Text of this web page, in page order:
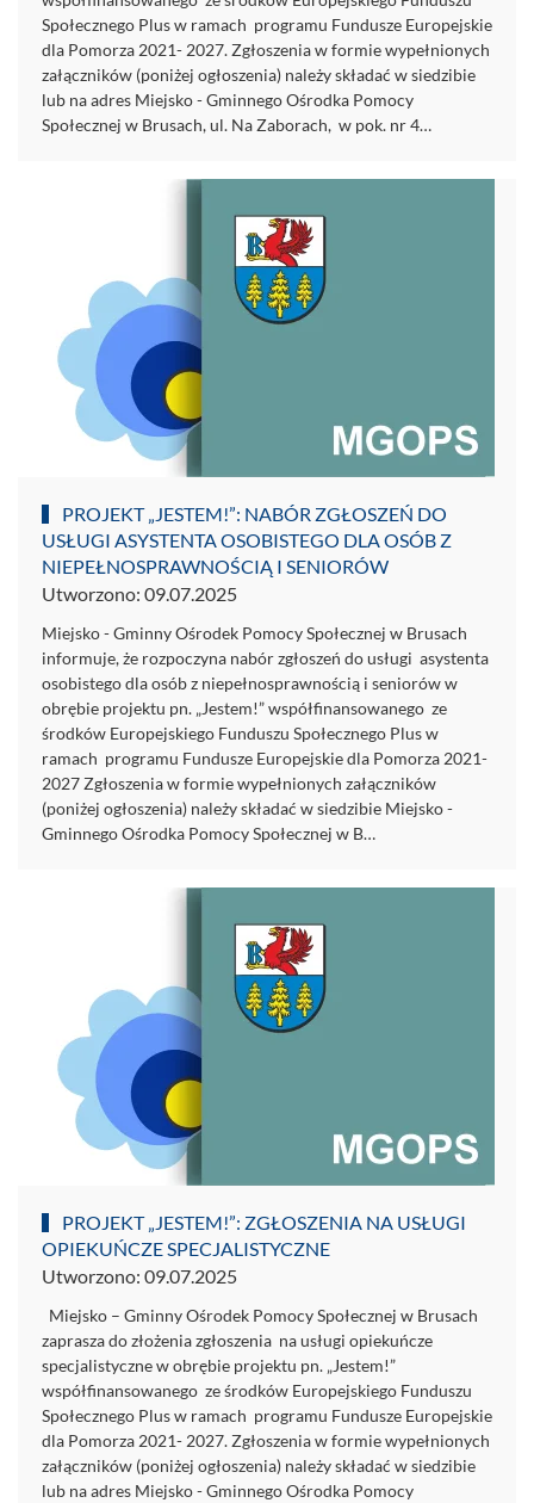
Społecznego Plus w ramach programu Fundusze Europejskie
dla Pomorza 2021- 2027. Zgłoszenia w formie wypełnionych
załączników (poniżej ogłoszenia) należy składać w siedzibie
lub na adres Miejsko - Gminnego Ośrodka Pomocy
Społecznej w Brusach, ul. Na Zaborach, w pok. nr 4…
PROJEKT „JESTEM!”: NABÓR ZGŁOSZEŃ DO
USŁUGI ASYSTENTA OSOBISTEGO DLA OSÓB Z
NIEPEŁNOSPRAWNOŚCIĄ I SENIORÓW
Utworzono: 09.07.2025
Miejsko - Gminny Ośrodek Pomocy Społecznej w Brusach
informuje, że rozpoczyna nabór zgłoszeń do usługi asystenta
osobistego dla osób z niepełnosprawnością i seniorów w
obrębie projektu pn. „Jestem!” współfinansowanego ze
środków Europejskiego Funduszu Społecznego Plus w
ramach programu Fundusze Europejskie dla Pomorza 2021-
2027 Zgłoszenia w formie wypełnionych załączników
(poniżej ogłoszenia) należy składać w siedzibie Miejsko -
Gminnego Ośrodka Pomocy Społecznej w B…
PROJEKT „JESTEM!”: ZGŁOSZENIA NA USŁUGI
OPIEKUŃCZE SPECJALISTYCZNE
Utworzono: 09.07.2025
Miejsko – Gminny Ośrodek Pomocy Społecznej w Brusach
zaprasza do złożenia zgłoszenia na usługi opiekuńcze
specjalistyczne w obrębie projektu pn. „Jestem!”
współfinansowanego ze środków Europejskiego Funduszu
Społecznego Plus w ramach programu Fundusze Europejskie
dla Pomorza 2021- 2027. Zgłoszenia w formie wypełnionych
załączników (poniżej ogłoszenia) należy składać w siedzibie
lub na adres Miejsko - Gminnego Ośrodka Pomocy